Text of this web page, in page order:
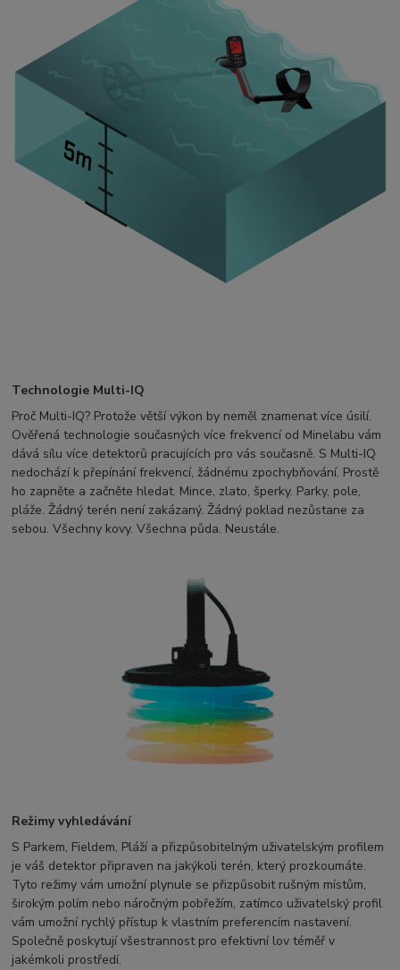
Technologie Multi-IQ
Proč Multi-IQ? Protože větší výkon by neměl znamenat více úsilí.
Ověřená technologie současných více frekvencí od Minelabu vám
dává sílu více detektorů pracujících pro vás současně. S Multi-IQ
nedochází k přepínání frekvencí, žádnému zpochybňování. Prostě
ho zapněte a začněte hledat. Mince, zlato, šperky. Parky, pole,
pláže. Žádný terén není zakázaný. Žádný poklad nezůstane za
sebou. Všechny kovy. Všechna půda. Neustále.
Režimy vyhledávání
S Parkem, Fieldem, Pláží a přizpůsobitelným uživatelským profilem
je váš detektor připraven na jakýkoli terén, který prozkoumáte.
Tyto režimy vám umožní plynule se přizpůsobit rušným místům,
širokým polím nebo náročným pobřežím, zatímco uživatelský profil
vám umožní rychlý přístup k vlastním preferencím nastavení.
Společně poskytují všestrannost pro efektivní lov téměř v
jakémkoli prostředí.